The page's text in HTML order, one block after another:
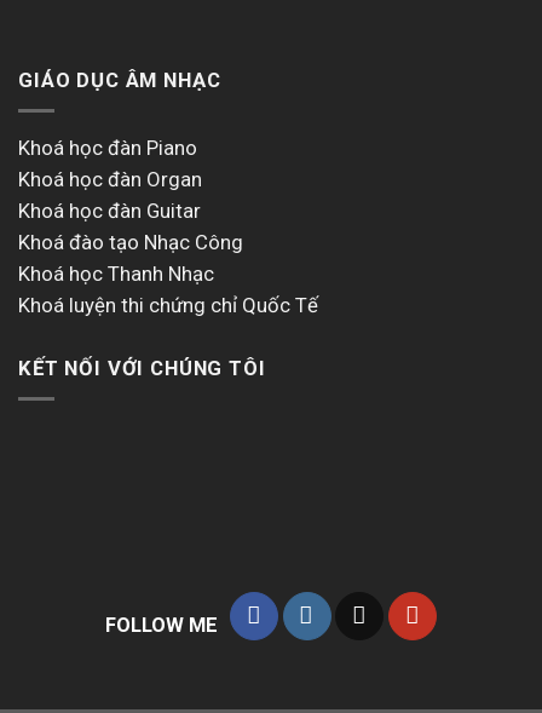
GIÁO DỤC ÂM NHẠC
Khoá học đàn Piano
Khoá học đàn Organ
Khoá học đàn Guitar
Khoá đào tạo Nhạc Công
Khoá học Thanh Nhạc
Khoá luyện thi chứng chỉ Quốc Tế
KẾT NỐI VỚI CHÚNG TÔI
FOLLOW ME